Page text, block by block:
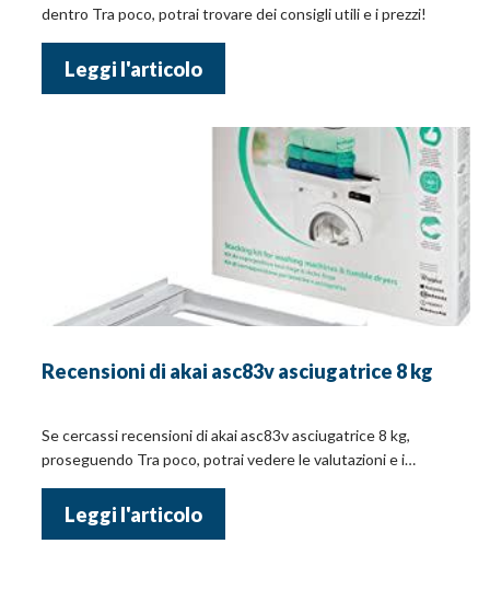
dentro Tra poco, potrai trovare dei consigli utili e i prezzi!
Leggi l'articolo
Recensioni di akai asc83v asciugatrice 8 kg
Se cercassi recensioni di akai asc83v asciugatrice 8 kg,
proseguendo Tra poco, potrai vedere le valutazioni e i
Leggi l'articolo